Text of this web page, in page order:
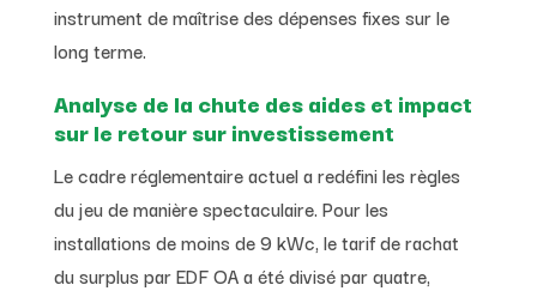
instrument de maîtrise des dépenses fixes sur le
long terme.
Analyse de la chute des aides et impact
sur le retour sur investissement
Le cadre réglementaire actuel a redéfini les règles
du jeu de manière spectaculaire. Pour les
installations de moins de 9 kWc, le tarif de rachat
du surplus par EDF OA a été divisé par quatre,